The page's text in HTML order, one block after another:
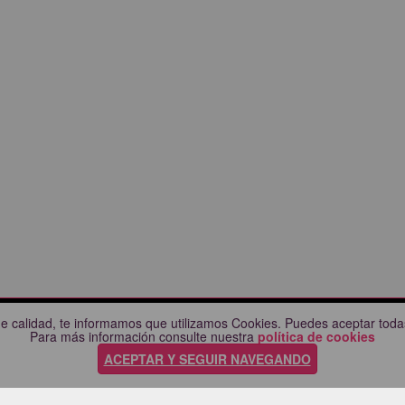
te informamos que utilizamos Cookies. Puedes aceptar
Para más información consulte nuestra política de cookies
ACEPTAR Y SEGUIR NAVEGANDO
AYUDA
Comprueba tu compra
Preguntas frecuentes